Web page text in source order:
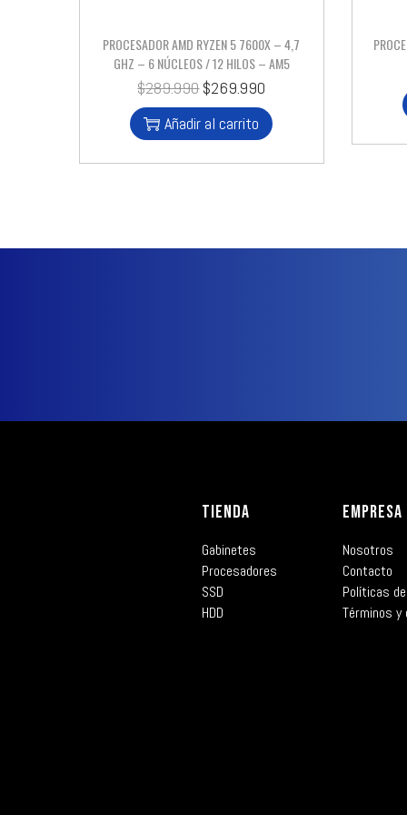
PROCESADOR AMD RYZEN 5 7600X – 4,7
GHZ – 6 NÚCLEOS / 12 HILOS – AM5
$289.990$269.990
Añadir al carrito
TIENDA
Gabinetes
Procesadores
SSD
HDD
EMPRESA
Nosotros
Contacto
Políticas
Términos y